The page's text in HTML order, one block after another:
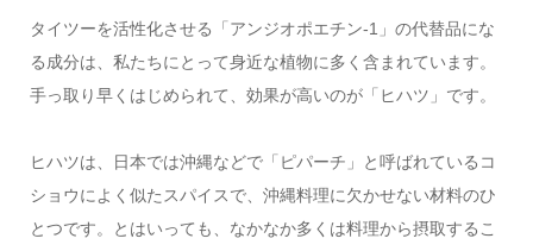
タイツーを活性化させる「アンジオポエチン-1」の代替品にな
る成分は、私たちにとって身近な植物に多く含まれています。
手っ取り早くはじめられて、効果が高いのが「ヒハツ」です。
ヒハツは、日本では沖縄などで「ピパーチ」と呼ばれているコ
ショウによく似たスパイスで、沖縄料理に欠かせない材料のひ
とつです。とはいっても、なかなか多くは料理から摂取するこ